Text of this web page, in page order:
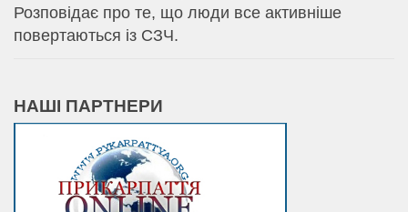
Розповідає про те, що люди все активніше
повертаються із СЗЧ.
НАШІ ПАРТНЕРИ